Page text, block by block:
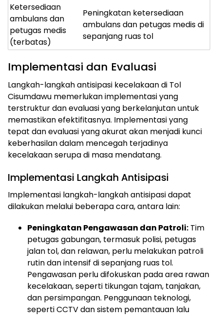
ⓘ
Ketersediaan
ambulans dan
petugas medis
(terbatas)
Peningkatan ketersediaan
ambulans dan petugas medis di
sepanjang ruas tol
Implementasi dan Evaluasi
Langkah-langkah antisipasi kecelakaan di Tol
Cisumdawu memerlukan implementasi yang
terstruktur dan evaluasi yang berkelanjutan untuk
memastikan efektifitasnya. Implementasi yang
tepat dan evaluasi yang akurat akan menjadi kunci
keberhasilan dalam mencegah terjadinya
kecelakaan serupa di masa mendatang.
Implementasi Langkah Antisipasi
Implementasi langkah-langkah antisipasi dapat
dilakukan melalui beberapa cara, antara lain:
Peningkatan Pengawasan dan Patroli: Tim
petugas gabungan, termasuk polisi, petugas
jalan tol, dan relawan, perlu melakukan patroli
rutin dan intensif di sepanjang ruas tol.
Pengawasan perlu difokuskan pada area rawan
kecelakaan, seperti tikungan tajam, tanjakan,
dan persimpangan. Penggunaan teknologi,
seperti CCTV dan sistem pemantauan lalu